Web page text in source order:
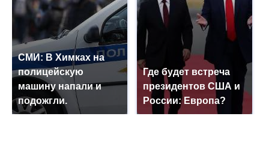
СМИ: В Химках на
полицейскую
машину напали и
подожгли.
Где будет встреча
президентов США и
России: Европа?